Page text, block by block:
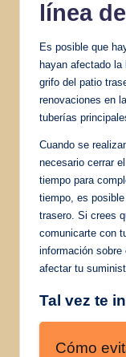
línea
Es posible que
hayan afectado
grifo del patio
renovaciones en
tuberías
Cuando se
necesario cerrar
tiempo para
tiempo, es
trasero. Si crees
comunicarte con
información sobre
afectar tu
Tal vez te
Cómo